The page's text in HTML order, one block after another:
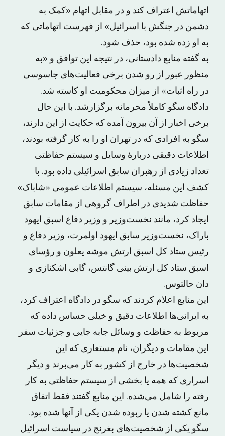
اتهاماتش اعتراف کند و در مقابل اتهام «کمک به
دشمن در جنگش با اسرائیل» از فهرست اتهاماتی که
به او زده شده بود، حذف شود.
به گفته منابع دادستانی، در نتیجه این توافق و «به
منظور عبور از رو شدن برخی فعالیت‌های جاسوسی
در راه اثبات» از میزان محکومیت او کاسته شد.
دادگاه سگو کاملاً محرمانه برگزارشد. با این حال
برخی اخبار از آن بیرون آمده که حکایت از این دارند،
سگو به افرادی که در تهران او را به کار گرفته بودند،
اطلاعات دقیقی دربارهٔ وسایل و سیستم حفاظتی
تعداد زیادی از رهبران سابق اسرائیلی داده بود. با
کشف این مسئله، سیستم اطلاعات عمومی «شاباک»
حفاظت شدیدی در اطراف گروهی از مقامات سابق
ایجاد کرد، مانند نخست‌وزیر و وزیر دفاع اسبق ایهود
باراک، نخست‌وزیر سابق ایهود اولمرت، وزیر دفاع و
رئیس ستاد کل اسبق ارتش موشه یعلون و رؤسای
اسبق ستاد کل ارتش بینی گانتس، گابی اشکنازی و
دان حالتوس.
این منابع اعلام کردند که سگو در دادگاه اعتراف کرد،
به ایرانی‌ها اطلاعات دقیق و خیلی حساس داده که
مربوط به حفاظت و وسائل جابه جایی و جزئیات سفر
این مقامات و دیگران، نام مستعاری که این
شخصیت‌ها در خارج از کشور به کار می‌برند و دیگر
اسراری که همه یا بخشی از سیستم حفاظتی به کار
رفته را شامل می‌شده. این منابع گفتند فقط اتفاق
مانع کشته شدن یا ربوده شدن یکی از آنها شده بود.
سگو یکی از شخصیت‌های بغرنج در سیاست اسرائیل